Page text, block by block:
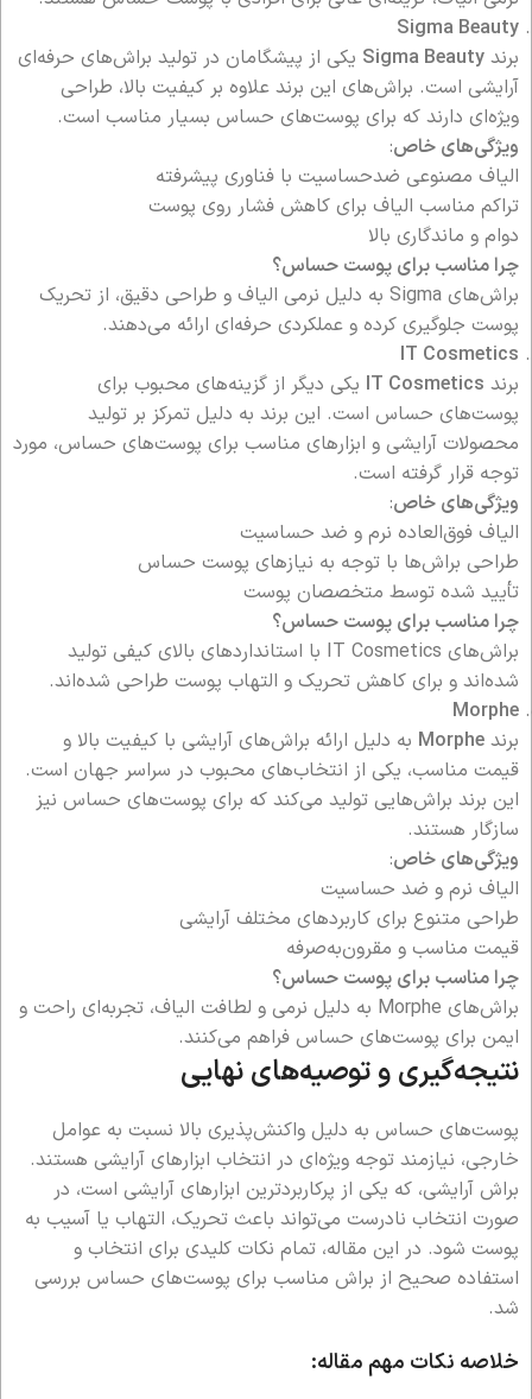
Sigma Beauty
برند Sigma Beauty یکی از پیشگامان در تولید براش‌های حرفه‌ای
آرایشی است. براش‌های این برند علاوه بر کیفیت بالا، طراحی
ویژه‌ای دارند که برای پوست‌های حساس بسیار مناسب است.
ویژگی‌های خاص:
الیاف مصنوعی ضدحساسیت با فناوری پیشرفته
تراکم مناسب الیاف برای کاهش فشار روی پوست
دوام و ماندگاری بالا
چرا مناسب برای پوست حساس؟
براش‌های Sigma به دلیل نرمی الیاف و طراحی دقیق، از تحریک
پوست جلوگیری کرده و عملکردی حرفه‌ای ارائه می‌دهند.
IT Cosmetics
برند IT Cosmetics یکی دیگر از گزینه‌های محبوب برای
پوست‌های حساس است. این برند به دلیل تمرکز بر تولید
محصولات آرایشی و ابزارهای مناسب برای پوست‌های حساس، مورد
توجه قرار گرفته است.
ویژگی‌های خاص:
الیاف فوق‌العاده نرم و ضد حساسیت
طراحی براش‌ها با توجه به نیازهای پوست حساس
تأیید شده توسط متخصصان پوست
چرا مناسب برای پوست حساس؟
براش‌های IT Cosmetics با استانداردهای بالای کیفی تولید
شده‌اند و برای کاهش تحریک و التهاب پوست طراحی شده‌اند.
Morphe
برند Morphe به دلیل ارائه براش‌های آرایشی با کیفیت بالا و
قیمت مناسب، یکی از انتخاب‌های محبوب در سراسر جهان است.
این برند براش‌هایی تولید می‌کند که برای پوست‌های حساس نیز
سازگار هستند.
ویژگی‌های خاص:
الیاف نرم و ضد حساسیت
طراحی متنوع برای کاربردهای مختلف آرایشی
قیمت مناسب و مقرون‌به‌صرفه
چرا مناسب برای پوست حساس؟
براش‌های Morphe به دلیل نرمی و لطافت الیاف، تجربه‌ای راحت و
ایمن برای پوست‌های حساس فراهم می‌کنند.
نتیجه‌گیری و توصیه‌های نهایی
پوست‌های حساس به دلیل واکنش‌پذیری بالا نسبت به عوامل
خارجی، نیازمند توجه ویژه‌ای در انتخاب ابزارهای آرایشی هستند.
براش آرایشی، که یکی از پرکاربردترین ابزارهای آرایشی است، در
صورت انتخاب نادرست می‌تواند باعث تحریک، التهاب یا آسیب به
پوست شود. در این مقاله، تمام نکات کلیدی برای انتخاب و
استفاده صحیح از براش مناسب برای پوست‌های حساس بررسی
شد.
خلاصه نکات مهم مقاله: